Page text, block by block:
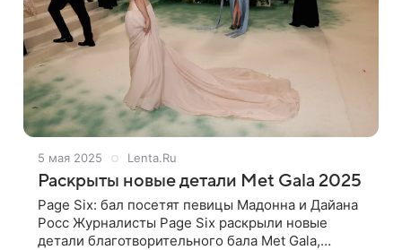
5 мая 2025 Lenta.Ru
Раскрыты новые детали Met Gala 2025
Page Six: бал посетят певицы Мадонна и Дайана
Росс Журналисты Page Six раскрыли новые
детали благотворительного бала Met Gala,